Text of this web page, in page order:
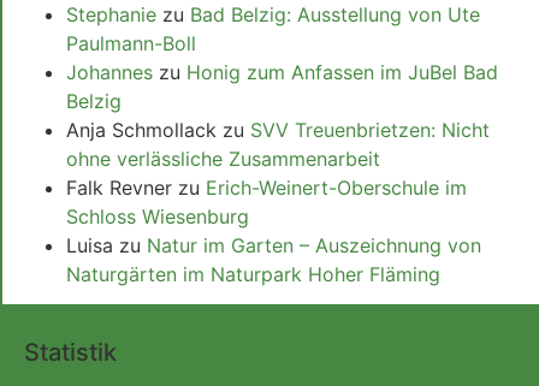
Stephanie zu Bad Belzig: Ausstellung von Ute
Paulmann-Boll
Johannes zu Honig zum Anfassen im JuBel Bad
Belzig
Anja Schmollack zu SVV Treuenbrietzen: Nicht
ohne verlässliche Zusammenarbeit
Falk Revner zu Erich-Weinert-Oberschule im
Schloss Wiesenburg
Luisa zu Natur im Garten – Auszeichnung von
Naturgärten im Naturpark Hoher Fläming
Statistik